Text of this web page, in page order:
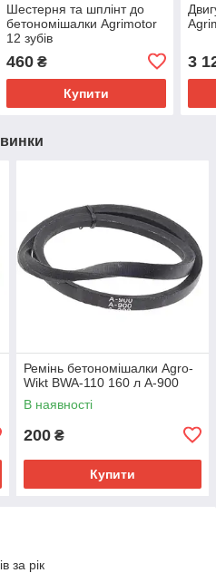
Шестерня та шплінт до
бетономішалки Agrimotor
12 зубів
460₴
Купити
3
Ремінь бетономішалки Agro-
Wikt BWA-110 160 л A-900
В наявності
200 ₴
Купити
за рік